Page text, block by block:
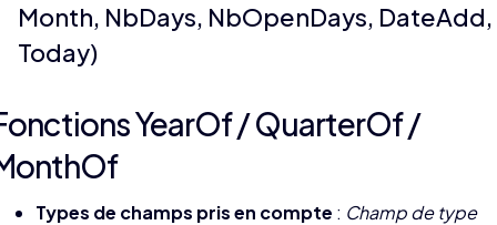
Month, NbDays, NbOpenDays, DateAdd,
Today)
YearOf / QuarterOf /
Types de champs pris en compte : Champ de type